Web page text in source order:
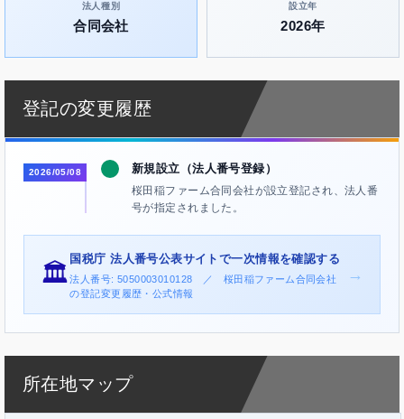
法人種別
合同会社
設立年
2026年
登記の変更履歴
2026/05/08 新規設立（法人番号登録）
桜田稲ファーム合同会社が設立登記され、法人番
号が指定されました。
🏛️
国税庁 法人番号公表サイトで一次情報を確認する
法人番号: 5050003010128 ／ 桜田稲ファーム合同会社
の登記変更履歴・公式情報
→
所在地マップ